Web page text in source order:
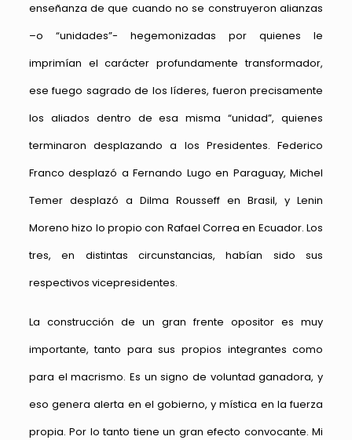
enseñanza de que cuando no se construyeron alianzas
–o “unidades”- hegemonizadas por quienes le
imprimían el carácter profundamente transformador,
ese fuego sagrado de los líderes, fueron precisamente
los aliados dentro de esa misma “unidad”, quienes
terminaron desplazando a los Presidentes. Federico
Franco desplazó a Fernando Lugo en Paraguay, Michel
Temer desplazó a Dilma Rousseff en Brasil, y Lenin
Moreno hizo lo propio con Rafael Correa en Ecuador. Los
tres, en distintas circunstancias, habían sido sus
respectivos vicepresidentes.
La construcción de un gran frente opositor es muy
importante, tanto para sus propios integrantes como
para el macrismo. Es un signo de voluntad ganadora, y
eso genera alerta en el gobierno, y mística en la fuerza
propia. Por lo tanto tiene un gran efecto convocante. Mi